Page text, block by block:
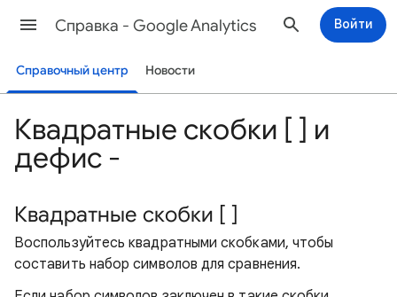
Cправка - Google Analytics Войти
Справочный центр Новости
Квадратные скобки [ ] и
дефис -
Квадратные скобки [ ]
Воспользуйтесь квадратными скобками, чтобы
составить набор символов для сравнения.